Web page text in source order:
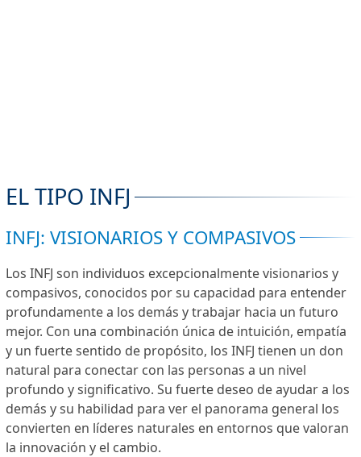
EL TIPO INFJ
INFJ: VISIONARIOS Y COMPASIVOS
Los INFJ son individuos excepcionalmente visionarios y
compasivos, conocidos por su capacidad para entender
profundamente a los demás y trabajar hacia un futuro
mejor. Con una combinación única de intuición, empatía
y un fuerte sentido de propósito, los INFJ tienen un don
natural para conectar con las personas a un nivel
profundo y significativo. Su fuerte deseo de ayudar a los
demás y su habilidad para ver el panorama general los
convierten en líderes naturales en entornos que valoran
la innovación y el cambio.